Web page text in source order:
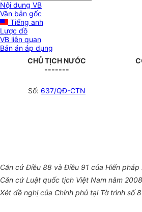
Nội dung VB
Văn bản gốc
Tiếng anh
Lược đồ
VB liên quan
Bản án áp dụng
CHỦ TỊCH NƯỚC
-------
Số: 637/QĐ-CTN
Căn cứ Điều 88 và Điều 91 của Hiến
Căn cứ Luật quốc tịch Việt Nam năm
Xét đề nghị của Chính phủ tại Tờ trình số